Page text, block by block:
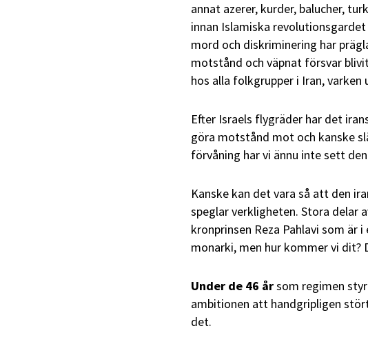
annat azerer, kurder, balucher,
innan Islamiska
mord och diskriminering har
motstånd och väpnat försvar
hos alla folkgrupper i Iran, varken
Efter Israels flygräder har det
göra motstånd mot och kanske
förvåning har vi ännu inte sett
Kanske kan det vara så att den
speglar verkligheten. Stora delar
kronprinsen Reza Pahlavi som
monarki, men hur kommer vi dit?
Under de 46 årsom regimen
ambitionen att handgripligen
det.